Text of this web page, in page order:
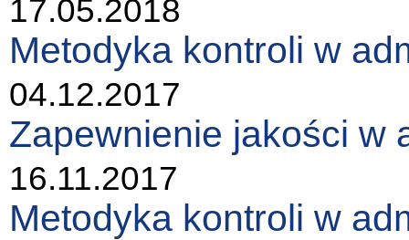
17.05.2018
Metodyka kontroli w
04.12.2017
Zapewnienie jakości w
16.11.2017
Metodyka kontroli w